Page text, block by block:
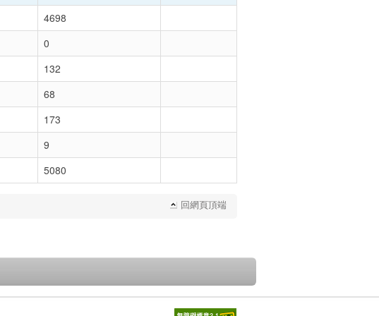
4698
0
132
68
173
9
5080
回網頁頂端